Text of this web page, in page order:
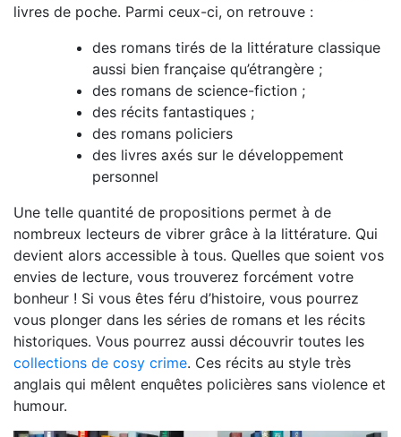
livres de poche. Parmi ceux-ci, on retrouve :
des romans tirés de la littérature classique
aussi bien française qu’étrangère ;
des romans de science-fiction ;
des récits fantastiques ;
des romans policiers
des livres axés sur le développement
personnel
Une telle quantité de propositions permet à de
nombreux lecteurs de vibrer grâce à la littérature. Qui
devient alors accessible à tous. Quelles que soient vos
envies de lecture, vous trouverez forcément votre
bonheur ! Si vous êtes féru d’histoire, vous pourrez
vous plonger dans les séries de romans et les récits
historiques. Vous pourrez aussi découvrir toutes les
collections de cosy crime. Ces récits au style très
anglais qui mêlent enquêtes policières sans violence et
humour.